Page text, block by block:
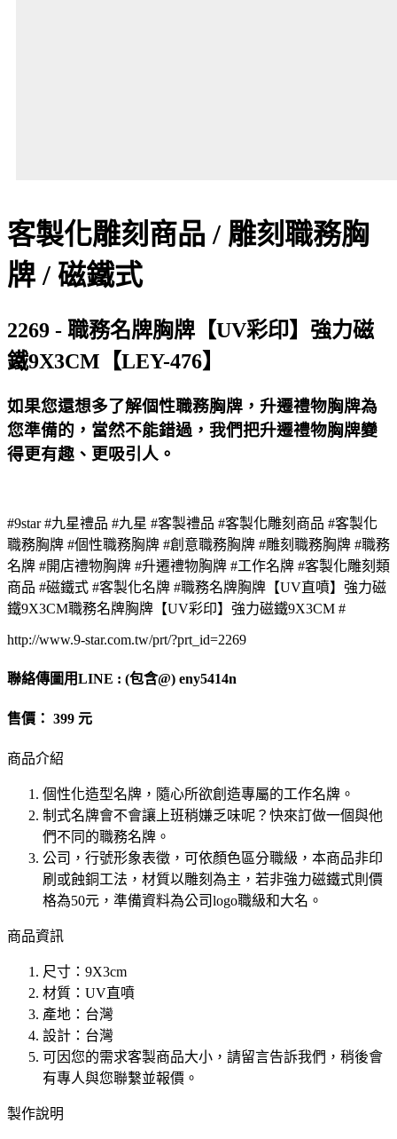
客製化雕刻商品 / 雕刻職務胸
牌 / 磁鐵式
2269 - 職務名牌胸牌【UV彩印】強力磁
鐵9X3CM【LEY-476】
如果您還想多了解個性職務胸牌，升遷禮物胸牌為
您準備的，當然不能錯過，我們把升遷禮物胸牌變
得更有趣、更吸引人。
#9star #九星禮品 #九星 #客製禮品 #客製化雕刻商品 #客製化
職務胸牌 #個性職務胸牌 #創意職務胸牌 #雕刻職務胸牌 #職務
名牌 #開店禮物胸牌 #升遷禮物胸牌 #工作名牌 #客製化雕刻類
商品 #磁鐵式 #客製化名牌 #職務名牌胸牌【UV直噴】強力磁
鐵9X3CM職務名牌胸牌【UV彩印】強力磁鐵9X3CM #
http://www.9-star.com.tw/prt/?prt_id=2269
聯絡傳圖用LINE : (包含@) eny5414n
售價： 399 元
商品介紹
個性化造型名牌，隨心所欲創造專屬的工作名牌。
制式名牌會不會讓上班稍嫌乏味呢？快來訂做一個與他
們不同的職務名牌。
公司，行號形象表徵，可依顏色區分職級，本商品非印
刷或蝕銅工法，材質以雕刻為主，若非強力磁鐵式則價
格為50元，準備資料為公司logo職級和大名。
商品資訊
尺寸：9X3cm
材質：UV直噴
產地：台灣
設計：台灣
可因您的需求客製商品大小，請留言告訴我們，稍後會
有專人與您聯繫並報價。
製作說明